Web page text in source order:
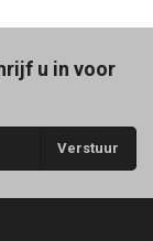
u in voor
Verstuur